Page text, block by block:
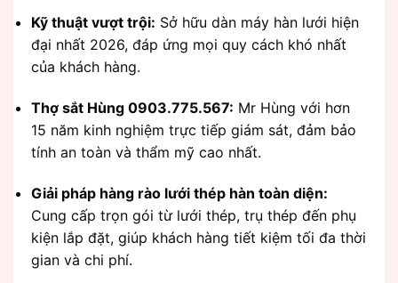
Kỹ thuật vượt trội: Sở hữu dàn máy hàn lưới hiện
đại nhất 2026, đáp ứng mọi quy cách khó nhất
của khách hàng.
Thợ sắt Hùng 0903.775.567: Mr Hùng với hơn
15 năm kinh nghiệm trực tiếp giám sát, đảm bảo
tính an toàn và thẩm mỹ cao nhất.
Giải pháp hàng rào lưới thép hàn toàn diện:
Cung cấp trọn gói từ lưới thép, trụ thép đến phụ
kiện lắp đặt, giúp khách hàng tiết kiệm tối đa thời
gian và chi phí.